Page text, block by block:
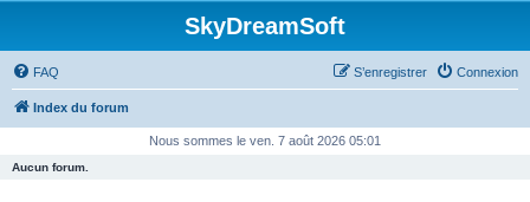
SkyDreamSoft
FAQ Connexion
S’enregistrer
Index du forum
Nous sommes le ven. 7 août 2026 05:01
Aucun forum.